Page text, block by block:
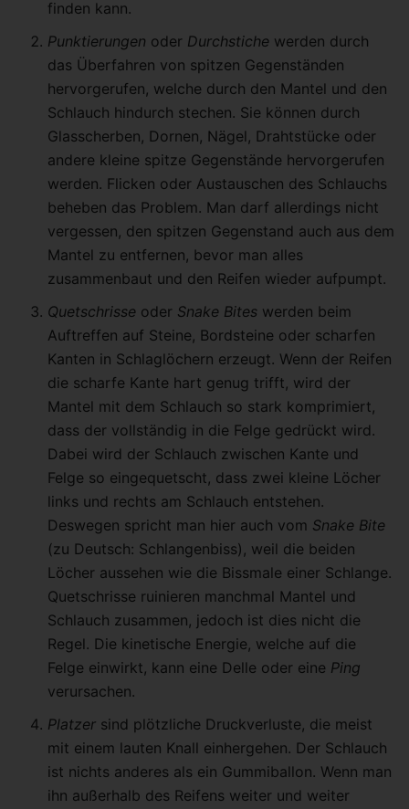
finden kann.
Punktierungen oder Durchstiche werden durch
das Überfahren von spitzen Gegenständen
hervorgerufen, welche durch den Mantel und den
Schlauch hindurch stechen. Sie können durch
Glasscherben, Dornen, Nägel, Drahtstücke oder
andere kleine spitze Gegenstände hervorgerufen
werden. Flicken oder Austauschen des Schlauchs
beheben das Problem. Man darf allerdings nicht
vergessen, den spitzen Gegenstand auch aus dem
Mantel zu entfernen, bevor man alles
zusammenbaut und den Reifen wieder aufpumpt.
Quetschrisse oder Snake Bites werden beim
Auftreffen auf Steine, Bordsteine oder scharfen
Kanten in Schlaglöchern erzeugt. Wenn der Reifen
die scharfe Kante hart genug trifft, wird der
Mantel mit dem Schlauch so stark komprimiert,
dass der vollständig in die Felge gedrückt wird.
Dabei wird der Schlauch zwischen Kante und
Felge so eingequetscht, dass zwei kleine Löcher
links und rechts am Schlauch entstehen.
Deswegen spricht man hier auch vom Snake Bite
(zu Deutsch: Schlangenbiss), weil die beiden
Löcher aussehen wie die Bissmale einer Schlange.
Quetschrisse ruinieren manchmal Mantel und
Schlauch zusammen, jedoch ist dies nicht die
Regel. Die kinetische Energie, welche auf die
Felge einwirkt, kann eine Delle oder eine Ping
verursachen.
Platzer sind plötzliche Druckverluste, die meist
mit einem lauten Knall einhergehen. Der Schlauch
ist nichts anderes als ein Gummiballon. Wenn man
ihn außerhalb des Reifens weiter und weiter